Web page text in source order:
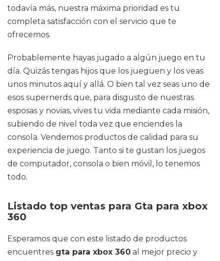
todavía más, nuestra máxima prioridad es tu
completa satisfacción con el servicio que te
ofrecemos.
Probablemente hayas jugado a algún juego en tu
día. Quizás tengas hijos que los jueguen y los veas
unos minutos aquí y allá. O bien tal vez seas uno de
esos supernerds que, para disgusto de nuestras
esposas y novias, vives tu vida mediante cada misión,
subiendo de nivel toda vez que enciendes la
consola. Vendemos productos de calidad para su
experiencia de juego. Tanto si te gustan los juegos
de computador, consola o bien móvil, lo tenemos
todo.
Listado top ventas para Gta para xbox
360
Esperamos que con este listado de productos
encuentres gta para xbox 360 al mejor precio y